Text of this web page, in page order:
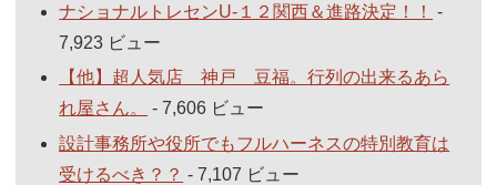
ナショナルトレセンU-１２関西＆進路決定！！
-
7,923 ビュー
【他】超人気店 神戸 豆福。行列の出来るあら
れ屋さん。
- 7,606 ビュー
設計事務所や役所でもフルハーネスの特別教育は
受けるべき？？ - 7,107 ビュー